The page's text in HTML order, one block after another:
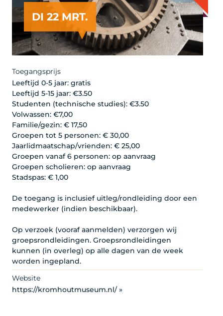
DI 22 MRT.
Toegangsprijs
Leeftijd 0-5 jaar: gratis
Leeftijd 5-15 jaar: €3.50
Studenten (technische studies): €3.50
Volwassen: €7,00
Familie/gezin: € 17,50
Groepen tot 5 personen: € 30,00
Jaarlidmaatschap/vrienden: € 25,00
Groepen vanaf 6 personen: op aanvraag
Groepen scholieren: op aanvraag
Stadspas: € 1,00
De toegang is inclusief uitleg/rondleiding door een
medewerker (indien beschikbaar).
Op verzoek (vooraf aanmelden) verzorgen wij
groepsrondleidingen. Groepsrondleidingen
kunnen (in overleg) op alle dagen van de week
worden ingepland.
Website
https://kromhoutmuseum.nl/ »